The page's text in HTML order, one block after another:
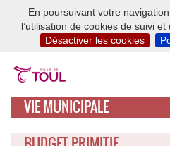
En poursuivant votre
l’utilisation de cookies de suivi
Désactiver les cookies
VIE MUNICIPALE